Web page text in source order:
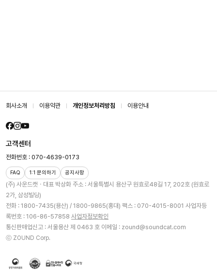
회사소개 이용약관 개인정보처리방침 이용안내
(주) 사운드캣ㆍ대표 박상화 주소 : 서울특별시 용산구 원효로48길 17, 202호 (원효로
2가, 삼성빌딩)
전화 : 1800-7435(용산) / 1800-9865(홍대) 팩스 : 070-4015-8001 사업자등
록번호 : 106-86-57858 사업자정보확인
통신판매업신고 : 서울용산 제 0463 호 이메일 : zound@soundcat.com
ⓒ ZOUND Corp.
고객센터
전화번호 : 070-4639-0173
FAQ 1:1 문의하기 공지사항